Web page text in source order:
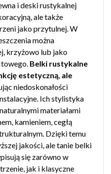
i deski rustykalnej
ale także
jako przytulnej. W
można
krzyżowo lub jako
Belki rustykalne
estetyczną, ale
niedoskonałości
Ich stylistyka
materiałami
kamieniem, cegłą
Dzięki temu
jakości, ale tanie belki
się zarówno w
jak i klasyczne